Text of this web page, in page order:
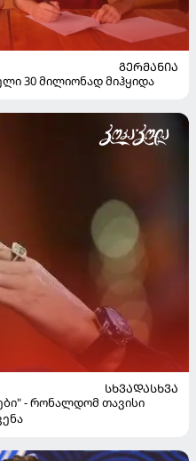
ᲒᲔᲠᲛᲐᲜᲘᲐ
30 მილიონად მიჰყიდა
ᲡᲮᲕᲐᲓᲐᲡᲮᲕᲐ
- რონალდომ თავისი